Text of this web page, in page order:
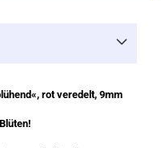
rot veredelt, 9mm